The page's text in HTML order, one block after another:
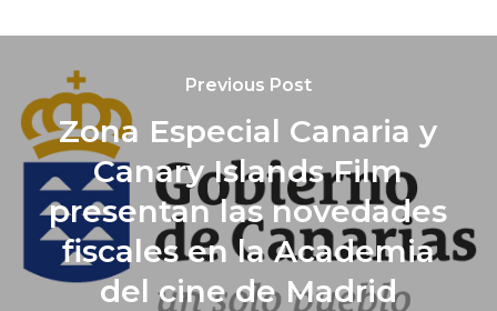
Previous Post
Zona Especial Canaria y
Canary Islands Film
presentan las novedades
fiscales en la Academia
del cine de Madrid